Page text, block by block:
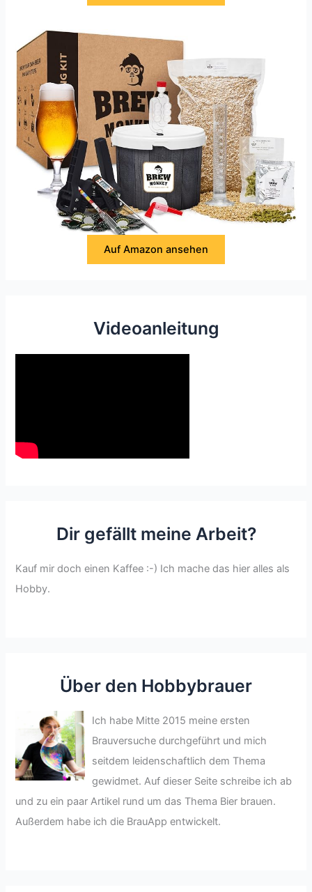
Auf Amazon ansehen
Videoanleitung
Dir gefällt meine Arbeit?
Kauf mir doch einen Kaffee :-) Ich mache das hier alles als
Hobby.
Über den Hobbybrauer
Ich habe Mitte 2015 meine ersten
Brauversuche durchgeführt und mich
seitdem leidenschaftlich dem Thema
gewidmet. Auf dieser Seite schreibe ich ab
und zu ein paar Artikel rund um das Thema Bier brauen.
Außerdem habe ich die BrauApp entwickelt.